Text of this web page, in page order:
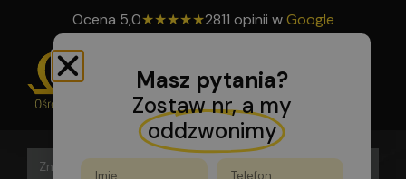
Ocena 5,0★★★★★2811 opinii wGoogle
Search
for:
Search
Masz pytania?
Zostaw nr, a my
oddzwonimy